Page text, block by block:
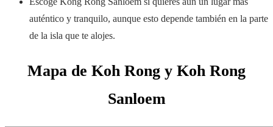
auténtico y tranquilo, aunque esto depende también en la parte
de la isla que te alojes.
Mapa de Koh Rong y Koh Rong
Sanloem